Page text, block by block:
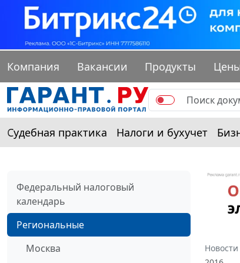
Компания Вакансии Продукты
Судебная практика Налоги и бухучет
Федеральный налоговый
календарь
Региональные
Москва